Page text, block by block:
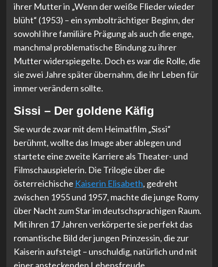
ihrer Mutter in „Wenn der weiße Flieder wieder
blüht“ (1953) – ein symbolträchtiger Beginn, der
sowohl ihre familiäre Prägung als auch die enge,
manchmal problematische Bindung zu ihrer
Mutter widerspiegelte. Doch es war die Rolle, die
sie zwei Jahre später übernahm, die ihr Leben für
immer verändern sollte.
Sissi – Der goldene Käfig
Sie wurde zwar mit dem Heimatfilm „Sissi“
berühmt, wollte das Image aber ablegen und
startete eine zweite Karriere als Theater- und
Filmschauspielerin. Die Trilogie über die
österreichische Kaiserin Elisabeth, gedreht
zwischen 1955 und 1957, machte die junge Romy
über Nacht zum Star im deutschsprachigen Raum.
Mit ihren 17 Jahren verkörperte sie perfekt das
romantische Bild der jungen Prinzessin, die zur
Kaiserin aufsteigt – unschuldig, natürlich und mit